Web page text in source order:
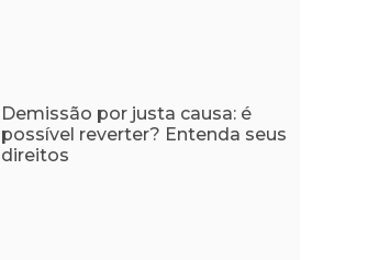
Demissão por justa causa: é
possível reverter? Entenda seus
direitos